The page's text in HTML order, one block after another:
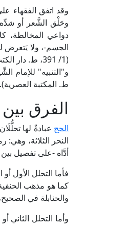
وقد اتفق الفقهاء
وحَلْق الشَّعر أو
دواعي المخالطة،
الجسم-، ولا يَتعرض
ط. المكتبة العصرية).
الفرق بين
الحج عبادةٌ لها
النحر الثلاثة،
أدَّاه -على تفصيل
فأما التحلل الأول
كما هو مذهب
والحنابلة في
وأما التحلل الثاني